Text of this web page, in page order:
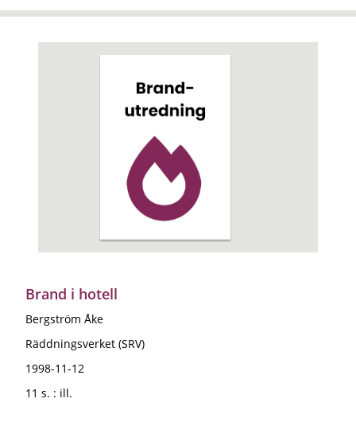
Brand i hotell
Bergström Åke
Räddningsverket (SRV)
1998-11-12
11 s. : ill.